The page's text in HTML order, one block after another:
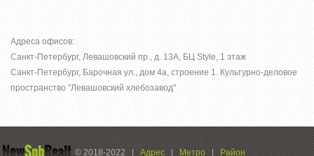
Адреса офисов:
Санкт-Петербург, Левашовский пр., д. 13А, БЦ Style, 1 этаж
Санкт-Петербург, Барочная ул., дом 4а, строение 1. Культурно-деловое
пространство "Левашовский хлебозавод"
© 2018-2022 | Адрес | Метро | Район